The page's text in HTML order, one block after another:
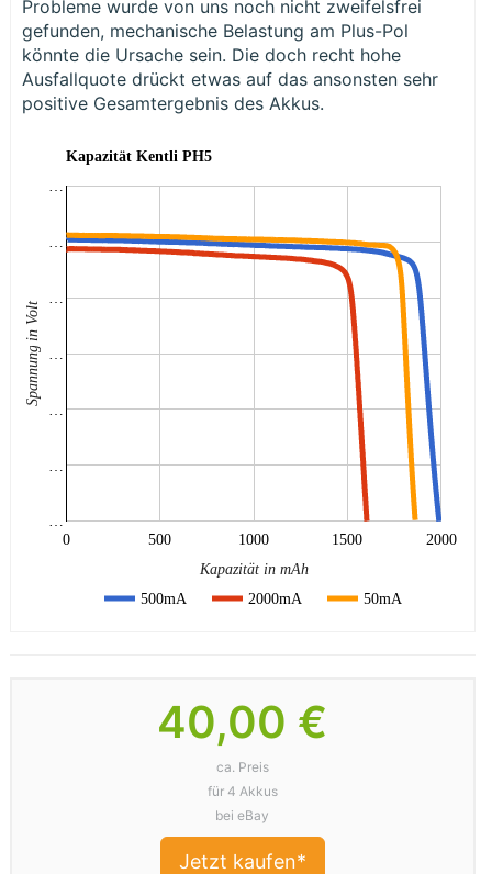
Probleme wurde von uns noch nicht zweifelsfrei
gefunden, mechanische Belastung am Plus-Pol
könnte die Ursache sein. Die doch recht hohe
Ausfallquote drückt etwas auf das ansonsten sehr
positive Gesamtergebnis des Akkus.
Kapazität Kentli PH5
500mA 2000mA 50mA
0 500 1000 1500 2000
Kapazität in mAh
Spannung in Volt
40,00 €
ca. Preis
für 4 Akkus
bei eBay
Jetzt kaufen